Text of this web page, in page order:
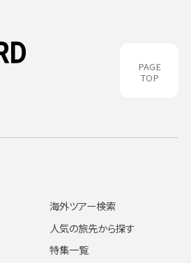
PAGE
TOP
海外ツアー検索
人気の旅先から探す
特集一覧